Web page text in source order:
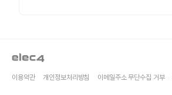
이용약관 개인정보처리방침 이메일주소 무단수집 거부